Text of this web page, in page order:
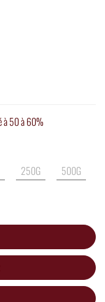
à 50 à 60%
250G 500G